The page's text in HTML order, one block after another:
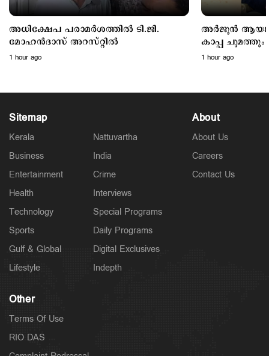
‘രാഹുലിനെതിരെ പ്രസ്താവന വേണ്ട’;
തരൂരിനെതിരെ രൂക്ഷ പ്രതികരണവുമായി
10 hours ago
അധിക്ഷേപ പരാമർശത്തിൽ ടി.ജി.
മോഹൻദാസ് അറസ്റ്റില്‍
1 hour ago
അർജുൻ
കാപ്പ ചുമത്തും
1 hour ago
Sitemap
Kerala
Business
Entertainment
Health
Technology
Sports
Gulf & Global
Lifestyle
Nattuvartha
India
Crime
Interviews
Special Programs
Daily Programs
Digital Exclusives
Indepth
About
About Us
Careers
Contact Us
Other
Terms Of Use
RIO DAS